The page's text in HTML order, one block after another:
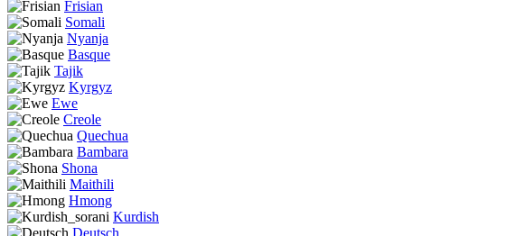
Frisian
Somali
Nyanja
Basque
Tajik
Kyrgyz
Ewe
Creole
Quechua
Bambara
Shona
Maithili
Hmong
Kurdish
Deutsch